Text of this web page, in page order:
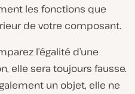
les fonctions que
de votre composant.
l’égalité d’une
elle sera toujours fausse.
un objet, elle ne